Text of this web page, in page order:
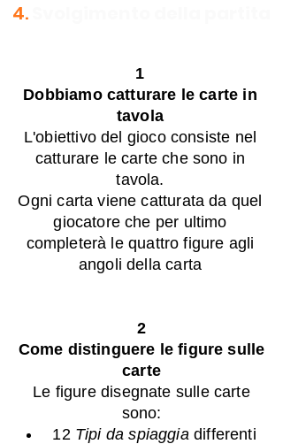
4.
1
Dobbiamo catturare le carte in
tavola
L'obiettivo del gioco consiste nel
catturare le carte che sono in
tavola.
Ogni carta viene catturata da quel
giocatore che per ultimo
completerà le quattro figure agli
angoli della carta
2
Come distinguere le figure sulle
carte
Le figure disegnate sulle carte
sono:
12 Tipi da spiaggiadifferenti